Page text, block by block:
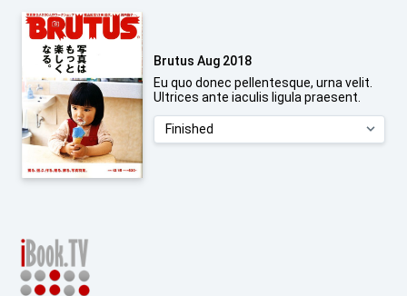
Brutus Aug 2018
Eu quo donec pellentesque, urna velit.
Ultrices ante iaculis ligula praesent.